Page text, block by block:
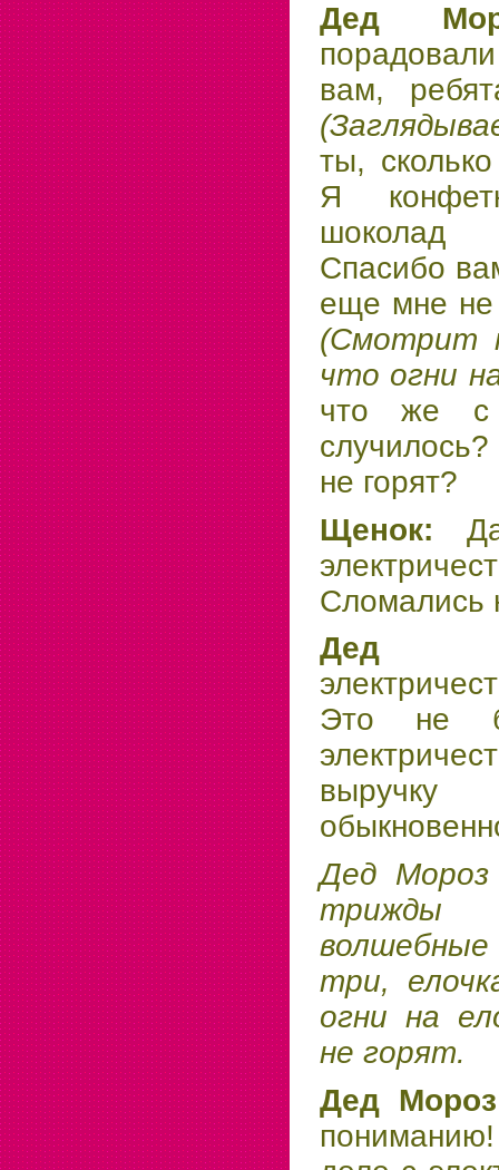
Дед
вам,
ты,
Я
шоколад
Спасибо
еще мне не
(Смотрит
что огни
что же с
не горят?
Щенок:
Сломались
Дед
Это не
Дед
трижды
волшебные
три,
огни на
не горят.
Дед